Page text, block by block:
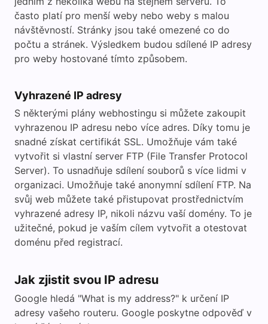
často platí pro menší weby nebo weby s malou
návštěvností. Stránky jsou také omezené co do
počtu a stránek. Výsledkem budou sdílené IP adresy
pro weby hostované tímto způsobem.
Vyhrazené IP adresy
S některými plány webhostingu si můžete zakoupit
vyhrazenou IP adresu nebo více adres. Díky tomu je
snadné získat certifikát SSL. Umožňuje vám také
vytvořit si vlastní server FTP (File Transfer Protocol
Server). To usnadňuje sdílení souborů s více lidmi v
organizaci. Umožňuje také anonymní sdílení FTP. Na
svůj web můžete také přistupovat prostřednictvím
vyhrazené adresy IP, nikoli názvu vaší domény. To je
užitečné, pokud je vaším cílem vytvořit a otestovat
doménu před registrací.
Jak zjistit svou IP adresu
Google hledá "What is my address?" k určení IP
adresy vašeho routeru. Google poskytne odpověď v